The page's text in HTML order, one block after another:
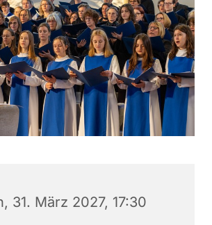
31. März 2027, 17:30